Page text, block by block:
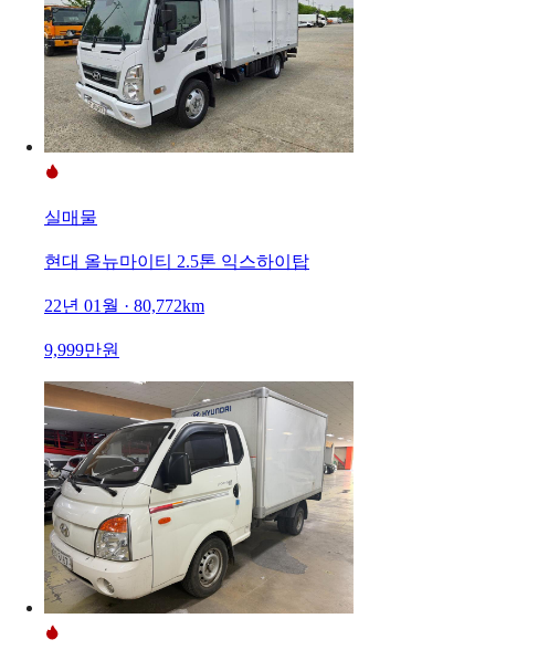
실매물
현대 올뉴마이티 2.5톤 익스하이탑
22년 01월 · 80,772km
9,999만원